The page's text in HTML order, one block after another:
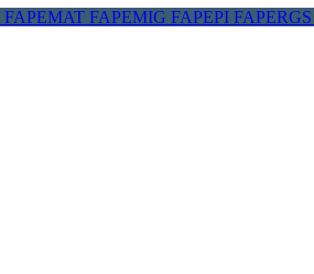
FAPEMAT FAPEMIG FAPEPI FAPERGS